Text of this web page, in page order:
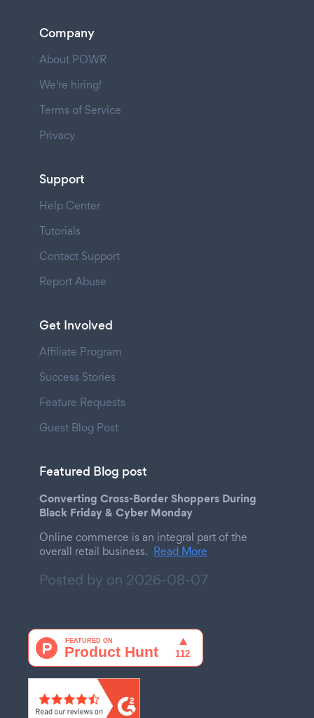
Company
About POWR
We're hiring!
Terms of Service
Privacy
Support
Help Center
Tutorials
Contact Support
Report Abuse
Get Involved
Affiliate Program
Success Stories
Feature Requests
Guest Blog Post
Featured Blog post
Converting Cross-Border Shoppers During
Black Friday & Cyber Monday
Online commerce is an integral part of the
overall retail business. Read More
Posted by on 2026-08-07